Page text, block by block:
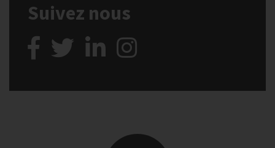
Suivez nous